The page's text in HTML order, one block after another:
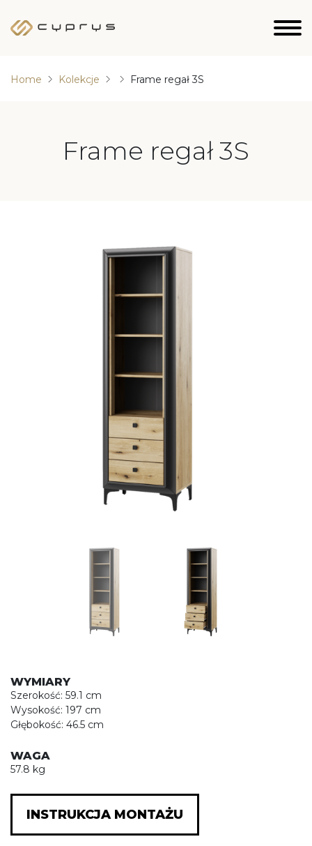
Home Kolekcje Frame regał 3S
Frame regał 3S
WYMIARY
Szerokość: 59.1 cm
Wysokość: 197 cm
Głębokość: 46.5 cm
WAGA
57.8 kg
INSTRUKCJA MONTAŻU